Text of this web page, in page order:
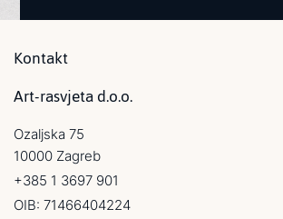
Kontakt
Art-rasvjeta d.o.o.
Ozaljska 75
10000 Zagreb
+385 1 3697 901
OIB: 71466404224